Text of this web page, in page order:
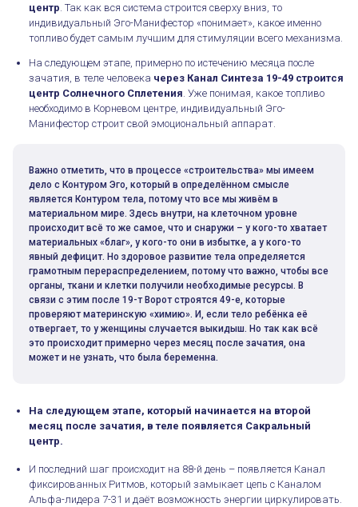
Этапы формирования рейв-карты человека
центр. Так как вся система строится сверху вниз, то
индивидуальный Эго-Манифестор «понимает», какое именно
топливо будет самым лучшим для стимуляции всего механизма.
На следующем этапе, примерно по истечению месяца после
зачатия, в теле человека через Канал Синтеза 19-49 строится
центр Солнечного Сплетения. Уже понимая, какое топливо
необходимо в Корневом центре, индивидуальный Эго-
Манифестор строит свой эмоциональный аппарат.
Важно отметить, что в процессе «строительства» мы имеем
дело с Контуром Эго, который в определённом смысле
является Контуром тела, потому что все мы живём в
материальном мире. Здесь внутри, на клеточном уровне
происходит всё то же самое, что и снаружи – у кого-то хватает
материальных «благ», у кого-то они в избытке, а у кого-то
явный дефицит. Но здоровое развитие тела определяется
грамотным перераспределением, потому что важно, чтобы все
органы, ткани и клетки получили необходимые ресурсы. В
связи с этим после 19-т Ворот строятся 49-е, которые
проверяют материнскую «химию». И, если тело ребёнка её
отвергает, то у женщины случается выкидыш. Но так как всё
это происходит примерно через месяц после зачатия, она
может и не узнать, что была беременна.
На следующем этапе, который начинается на второй
месяц после зачатия, в теле появляется Сакральный
центр.
И последний шаг происходит на 88-й день – появляется Канал
фиксированных Ритмов, который замыкает цепь с Каналом
Альфа-лидера 7-31 и даёт возможность энергии циркулировать.